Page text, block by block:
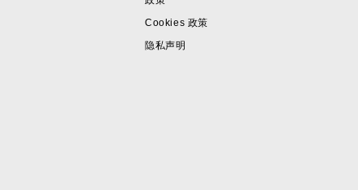
Cookies 政策
隐私声明